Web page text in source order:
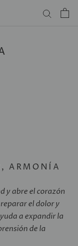
ARMONÍA
y abre el corazón
el dolor y
a expandir la
de la